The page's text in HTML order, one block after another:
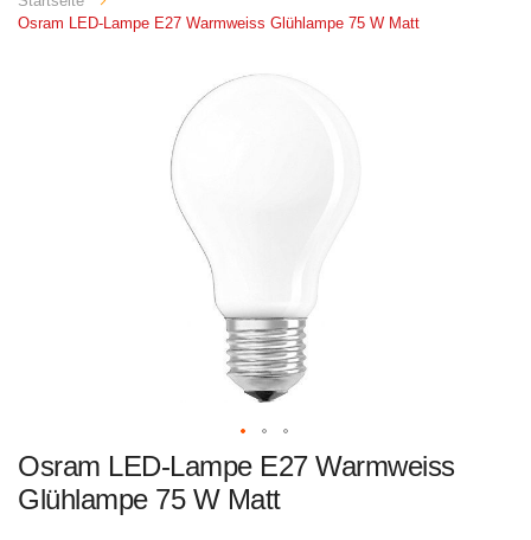
Osram LED-Lampe E27 Warmweiss Glühlampe 75 W Matt
Zum
Anfang
der
Bildgalerie
Osram LED-Lampe E27 Warmweiss
Glühlampe 75 W Matt